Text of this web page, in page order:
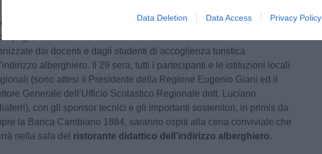
Data Deletion Data Access Privacy Policy
i ragazzi e le ragazze saranno impegnati in gara, i docenti
saranno coinvolti in visite culturali sul territorio
dai docenti e dagli studenti di accoglienza turistica
alberghiero. Il 29 sera, tutti i partecipanti e le istituzioni locali
(sono attesi il Presidente della Regione Eugenio Giani ed il
Generale dell’Ufficio Scolastico Regionale dott. Luciano
con gli sponsor tecnici e gli importanti sostenitori, in primis da
la Banca Cambiano 1884, saranno ospiti alla cena conviviale che
nella sala del ristorante didattico dell’indirizzo alberghiero.